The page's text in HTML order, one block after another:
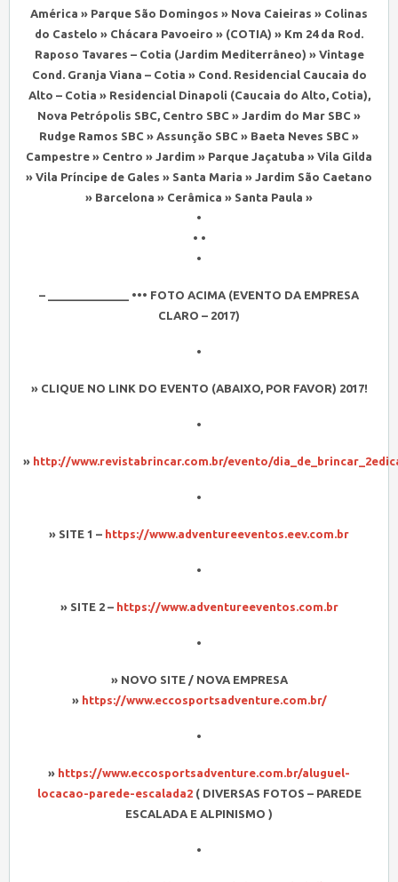
América » Parque São Domingos » Nova Caieiras » Colinas
do Castelo » Chácara Pavoeiro » (COTIA) » Km 24 da Rod.
Raposo Tavares – Cotia (Jardim Mediterrâneo) » Vintage
Cond. Granja Viana – Cotia » Cond. Residencial Caucaia do
Alto – Cotia » Residencial Dinapoli (Caucaia do Alto, Cotia),
Nova Petrópolis SBC, Centro SBC » Jardim do Mar SBC »
Rudge Ramos SBC » Assunção SBC » Baeta Neves SBC »
Campestre » Centro » Jardim » Parque Jaçatuba » Vila Gilda
» Vila Príncipe de Gales » Santa Maria » Jardim São Caetano
» Barcelona » Cerâmica » Santa Paula »
•
• •
•
– _____________ ••• FOTO ACIMA (EVENTO DA EMPRESA
CLARO – 2017)
•
» CLIQUE NO LINK DO EVENTO (ABAIXO, POR FAVOR) 2017!
•
» http://www.revistabrincar.com.br/evento/
•
» SITE 1 – https://www.adventureeventos.eev.com.br
•
» SITE 2 – https://www.adventureeventos.com.br
•
» NOVO SITE / NOVA EMPRESA
» https://www.eccosportsadventure.com.br/
•
» https://www.eccosportsadventure.com.br/aluguel-
locacao-parede-escalada2( DIVERSAS FOTOS – PAREDE
ESCALADA E ALPINISMO )
•